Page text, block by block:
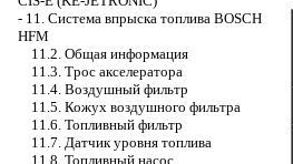
- 11. Система впрыска топлива BOSCH
HFM
11.2. Общая информация
11.3. Трос акселератора
11.4. Воздушный фильтр
11.5. Кожух воздушного фильтра
11.6. Топливный фильтр
11.7. Датчик уровня топлива
11.8. Топливный насос